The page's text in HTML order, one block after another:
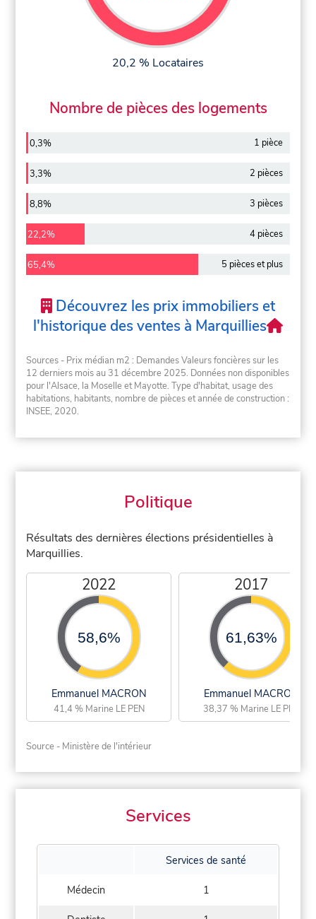
20,2 % Locataires
Nombre de pièces des logements
0,3% 1 pièce
3,3% 2 pièces
8,8% 3 pièces
22,2% 4 pièces
65,4% 5 pièces et plus
Découvrez les prix immobiliers et
l'historique des ventes à Marquillies
Sources - Prix médian m2 : Demandes Valeurs foncières sur les
12 derniers mois au 31 décembre 2025. Données non disponibles
pour l'Alsace, la Moselle et Mayotte. Type d'habitat, usage des
habitations, habitants, nombre de pièces et année de construction :
INSEE, 2020.
Politique
Résultats des dernières élections présidentielles à
Marquillies.
2022
58,6%
Emmanuel MACRON
41,4 % Marine LE PEN
2017
61,63%
Emmanuel MACRON
38,37 % Marine LE PEN
Source - Ministère de l'intérieur
Services
Services de santé
Médecin 1